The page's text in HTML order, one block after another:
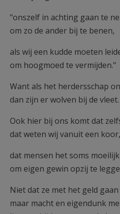
"onszelf in achting gaan te
om zo de ander bij te benen,
als wij een kudde moeten
om hoogmoed te vermijden."
Want als het herdersschap
dan zijn er wolven bij de vleet.
Ook hier bij ons komt dat
dat weten wij vanuit een koor,
dat mensen het soms
om eigen gewin opzij te
Niet dat ze met het geld
maar macht en eigendunk